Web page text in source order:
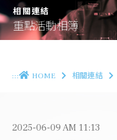
相關連結
重點活動相簿
::: HOME 相關連結
2025-06-09 AM 11:13